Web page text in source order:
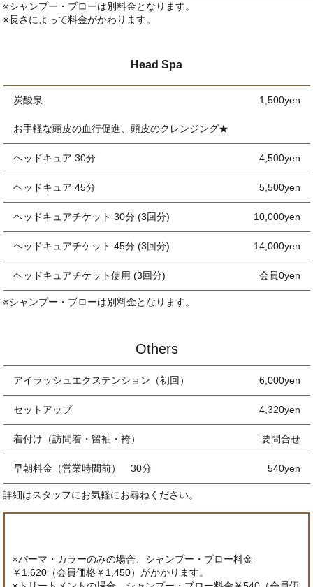
※シャンプー・ブローは別料金となります。
※長さによって料金がかわります。
Head Spa
炭酸泉 1,500yen
お手軽な頭皮の血行促進、頭皮のクレンジング★
ヘッドキュア 30分 4,500yen
ヘッドキュア 45分 5,500yen
ヘッドキュアチケット 30分 (3回分) 10,000yen
ヘッドキュアチケット 45分 (3回分) 14,000yen
ヘッドキュアチケット使用 (3回分) 会員0yen
※シャンプー・ブローは別料金となります。
Others
アイラッシュエクステンション（初回） 6,000yen
セットアップ 4,320yen
着付け（訪問着・留袖・袴） 要問合せ
早朝料金（営業時間前） 30分 540yen
詳細はスタッフにお気軽にお尋ねください。
※パーマ・カラーのみの場合、シャンプー・ブロー料金
￥1,620（会員価格￥1,450）がかかります。